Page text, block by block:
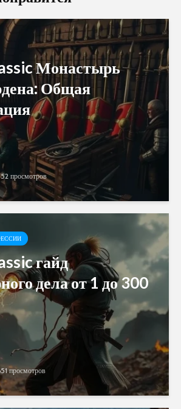
Монастырь
Общая
просмотров
гайд
дела от 1 до 300
просмотров